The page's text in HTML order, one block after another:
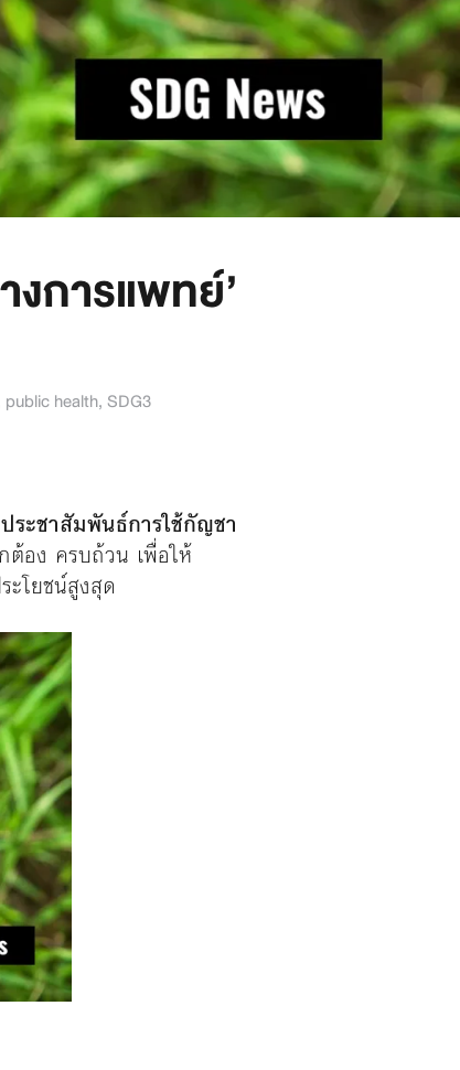
การแพทย์’
public health, SDG3
ะชาสัมพันธ์การใช้กัญชา
อง ครบถ้วน เพื่อให้
โยชน์สูงสุด